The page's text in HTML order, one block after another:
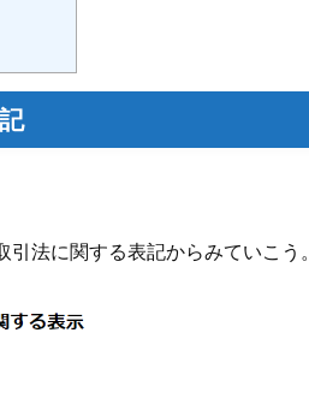
法に関する表記からみていこう。